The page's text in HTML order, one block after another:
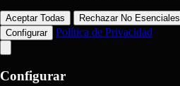
Aceptar Todas
Rechazar No Esenciales
Configurar
Política de Privacidad
Configurar